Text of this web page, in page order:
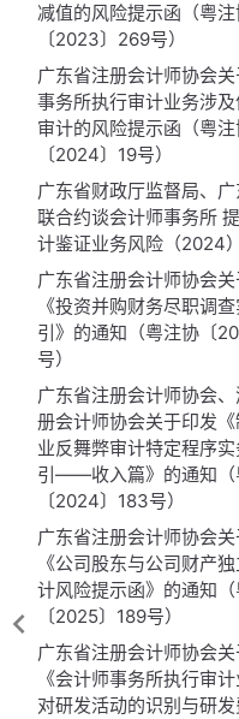
减值的风险提示函（粤注
〔2023〕269号）
广东省注册会计师协会
事务所执行审计业务涉
审计的风险提示函（粤注
〔2024〕19号）
广东省财政厅监督局、
联合约谈会计师事务所
计鉴证业务风险（2024）
广东省注册会计师协会
《投资并购财务尽职调
引》的通知（粤注协〔
号）
广东省注册会计师协会
册会计师协会关于印发
业反舞弊审计特定程序
引——收入篇》的通知（
〔2024〕183号）
广东省注册会计师协会
《公司股东与公司财产
计风险提示函》的通知
〔2025〕189号）
广东省注册会计师协会
《会计师事务所执行审
对研发活动的识别与研